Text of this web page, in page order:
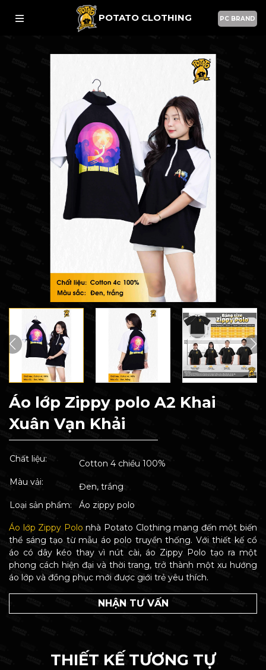
POTATO CLOTHING PC BRAND
Áo lớp Zippy polo A2 Khai
Xuân Vạn Khải
Chất liệu:
Cotton 4 chiều 100%
Màu vải:
Đen, trắng
Loại sản phẩm:
Áo zippy polo
Áo lớp Zippy Polo nhà Potato Clothing mang đến một biến
thể sáng tạo từ mẫu áo polo truyền thống. Với thiết kế cổ
áo có dây kéo thay vì nút cài, áo Zippy Polo tạo ra một
phong cách hiện đại và thời trang, trở thành một xu hướng
áo lớp và đồng phục mới được giới trẻ yêu thích.
NHẬN TƯ VẤN
THIẾT KẾ TƯƠNG TỰ